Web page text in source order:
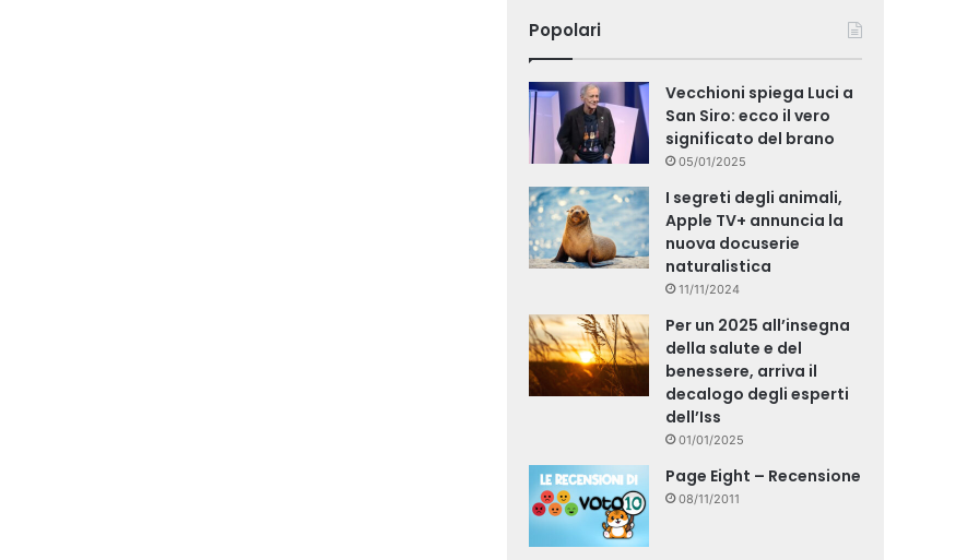
Popolari
Vecchioni spiega Luci a
San Siro: ecco il vero
significato del brano
05/01/2025
I segreti degli animali,
Apple TV+ annuncia la
nuova docuserie
naturalistica
11/11/2024
Per un 2025 all’insegna
della salute e del
benessere, arriva il
decalogo degli esperti
dell’Iss
01/01/2025
Page Eight – Recensione
08/11/2011